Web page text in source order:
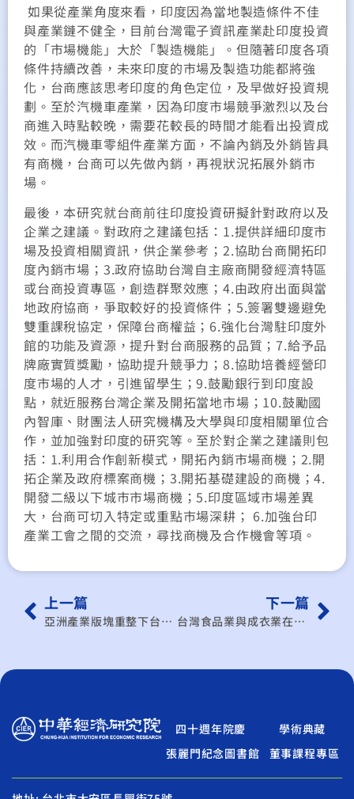
如果從產業角度來看，印度因為當地製造條件不佳
與產業鏈不健全，目前台灣電子資訊產業赴印度投資
的「市場機能」大於「製造機能」。但隨著印度各項
條件持續改善，未來印度的市場及製造功能都將強
化，台商應該思考印度的角色定位，及早做好投資規
劃。至於汽機車產業，因為印度市場競爭激烈以及台
商進入時點較晚，需要花較長的時間才能看出投資成
效。而汽機車零組件產業方面，不論內銷及外銷皆具
有商機，台商可以先做內銷，再視狀況拓展外銷市
場。
最後，本研究就台商前往印度投資研擬針對政府以及
企業之建議。對政府之建議包括：1.提供詳細印度市
場及投資相關資訊，供企業參考；2.協助台商開拓印
度內銷市場；3.政府協助台灣自主廠商開發經濟特區
或台商投資專區，創造群聚效應；4.由政府出面與當
地政府協商，爭取較好的投資條件；5.簽署雙邊避免
雙重課稅協定，保障台商權益；6.強化台灣駐印度外
館的功能及資源，提升對台商服務的品質；7.給予品
牌廠實質獎勵，協助提升競爭力；8.協助培養經營印
度市場的人才，引進留學生；9.鼓勵銀行到印度設
點，就近服務台灣企業及開拓當地市場；10.鼓勵國
內智庫、財團法人研究機構及大學與印度相關單位合
作，並加強對印度的研究等。至於對企業之建議則包
括：1.利用合作創新模式，開拓內銷市場商機；2.開
拓企業及政府標案商機；3.開拓基礎建設的商機；4.
開發二級以下城市市場商機；5.印度區域市場差異
大，台商可切入特定或重點市場深耕； 6.加強台印
產業工會之間的交流，尋找商機及合作機會等項。
上一篇
亞洲產業版塊重整下台灣的機會與發展(二)─亞洲機械業的競合對台灣的影響
下一篇
台灣食品業與成衣業在中國內銷市場經營問題之研究
四十週年院慶
學術典藏
張麗門紀念圖書館
董事課程專區